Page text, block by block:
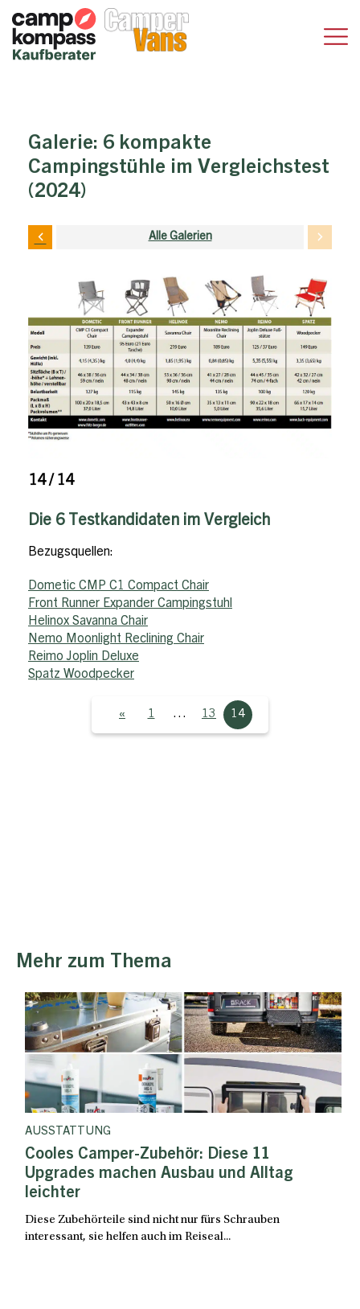
Galerie: 6 kompakte
Campingstühle im Vergleichstest
(2024)
Alle Galerien
14 / 14
Die 6 Testkandidaten im Vergleich
Bezugsquellen:
Dometic CMP C1 Compact Chair
Front Runner Expander Campingstuhl
Helinox Savanna Chair
Nemo Moonlight Reclining Chair
Reimo Joplin Deluxe
Spatz Woodpecker
« 1 … 13 14
Mehr zum Thema
AUSSTATTUNG
Cooles Camper-Zubehör: Diese 11
Upgrades machen Ausbau und Alltag
leichter
Diese Zubehörteile sind nicht nur fürs Schrauben
interessant, sie helfen auch im Reiseal...